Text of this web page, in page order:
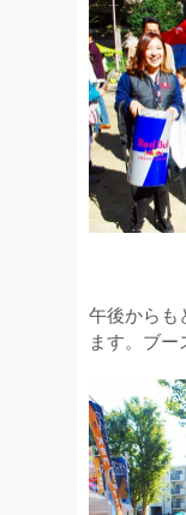
午後からも
ます。ブー